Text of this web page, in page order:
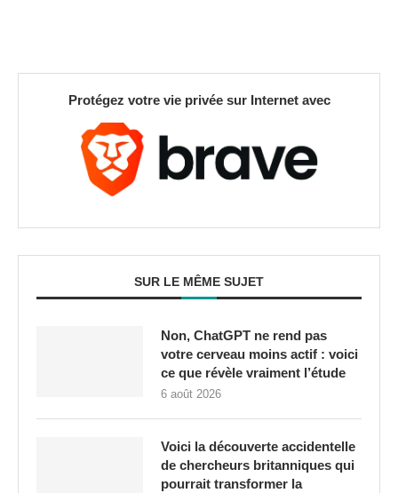
Protégez votre vie privée sur Internet avec
SUR LE MÊME SUJET
Non, ChatGPT ne rend pas
votre cerveau moins actif : voici
ce que révèle vraiment l’étude
6 août 2026
Voici la découverte accidentelle
de chercheurs britanniques qui
pourrait transformer la